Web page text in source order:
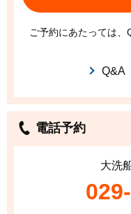
ご予約にあたっては、
Q&A
電話予約
大洗